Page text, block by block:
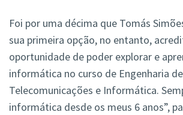
Foi por uma décima que Tomás
sua primeira opção, no entanto,
oportunidade de poder explorar e
informática no curso de Engenharia de
Telecomunicações e Informática.
informática desde os meus 6 anos”,